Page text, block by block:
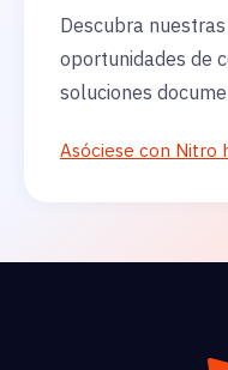
Descubra
oportunidades de
soluciones
Asóciese con Nitro